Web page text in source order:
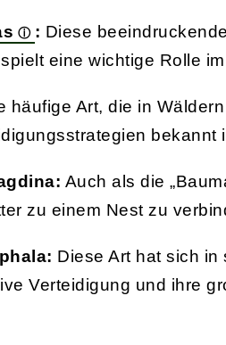
: Diese beeindruckende
eine wichtige Rolle
häufige Art, die in
bekannt
Auch als die
zu einem Nest zu
Diese Art hat sich
Verteidigung und ihre